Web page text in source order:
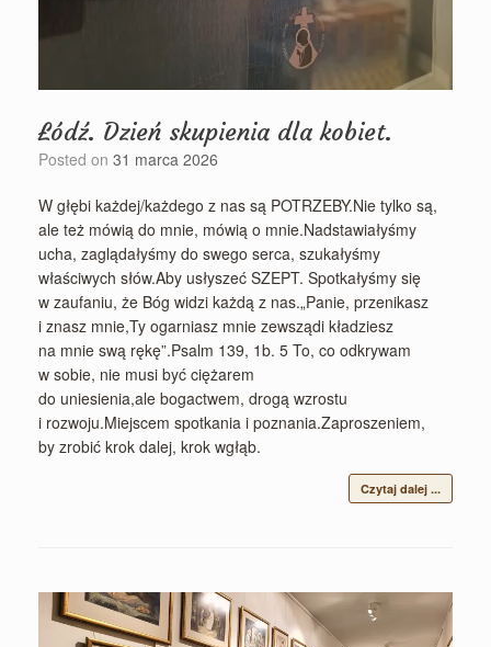
Łódź. Dzień skupienia dla kobiet.
Posted on 31 marca 2026
W głębi każdej/każdego z nas są POTRZEBY.Nie tylko są,
ale też mówią do mnie, mówią o mnie.Nadstawiałyśmy
ucha, zaglądałyśmy do swego serca, szukałyśmy
właściwych słów.Aby usłyszeć SZEPT. Spotkałyśmy się
w zaufaniu, że Bóg widzi każdą z nas.„Panie, przenikasz
i znasz mnie,Ty ogarniasz mnie zewsządi kładziesz
na mnie swą rękę”.Psalm 139, 1b. 5 To, co odkrywam
w sobie, nie musi być ciężarem
do uniesienia,ale bogactwem, drogą wzrostu
i rozwoju.Miejscem spotkania i poznania.Zaproszeniem,
by zrobić krok dalej, krok wgłąb.
Czytaj dalej ...